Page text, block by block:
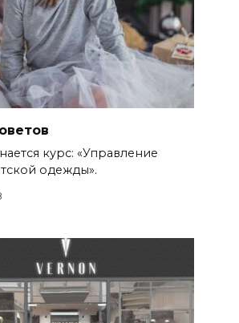
курс: «Управление
одежды».